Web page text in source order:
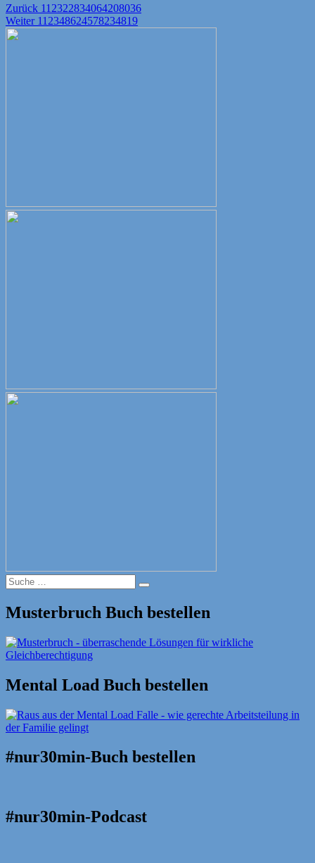
Beitragsnavigation
Zurück Vorheriger
Beitrag:
112322834064208036
Weiter Nächster
112348624578234819
Suche
nach:
Suche
Musterbruch Buch bestellen
Mental Load Buch bestellen
#nur30min-Buch bestellen
#nur30min-Podcast